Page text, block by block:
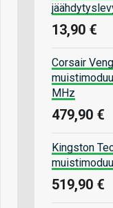
13,90 €
Corsair
MHz
479,90 €
Kingston
519,90 €